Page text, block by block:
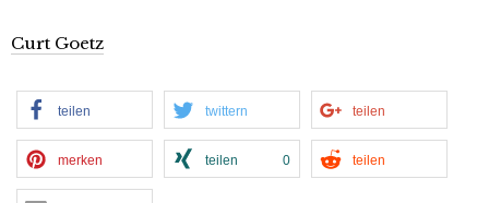
Curt Goetz
teilen twittern teilen
merken teilen 0 teilen